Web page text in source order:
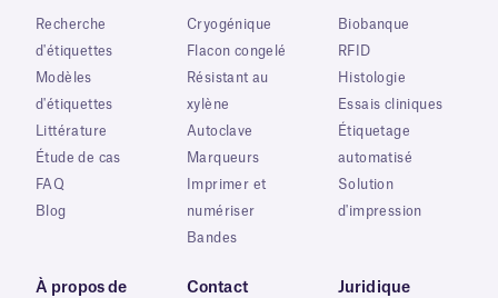
Recherche
d'étiquettes
Modèles
d'étiquettes
Littérature
Étude de cas
FAQ
Blog
Cryogénique
Flacon congelé
Résistant au
xylène
Autoclave
Marqueurs
Imprimer et
numériser
Bandes
Biobanque
RFID
Histologie
Essais cliniques
Étiquetage
automatisé
Solution
d'impression
À propos de
Contact Juridique